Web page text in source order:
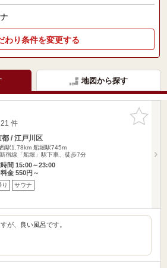
わり条件を変更する
地図から探す
お気に入
りに追加
件
都 / 江戸川区
駅1.78km 船堀駅745m
宿線「船堀」駅下車、徒歩7分
間 15:00～23:00
金 550円～
り サウナ
が、良い風呂です。